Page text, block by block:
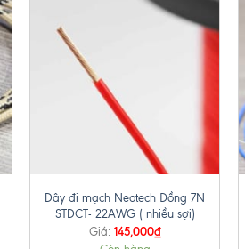
Dây đi mạch Neotech Đồng 7N
STDCT- 22AWG ( nhiều sợi)
Giá: 145,000₫